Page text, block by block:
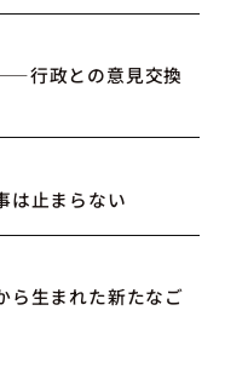
行政との意見交換
止まらない
生まれた新たなご